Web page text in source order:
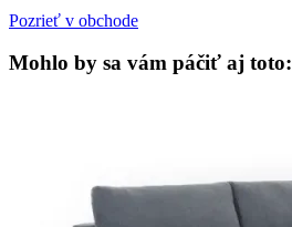
Pozrieť v obchode
Mohlo by sa vám páčiť aj toto: